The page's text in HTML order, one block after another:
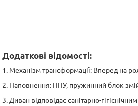
Додаткові відомості:
1. Механізм трансформації: Вперед на
2. Наповнення: ППУ, пружинний блок
3. Диван відповідає санітарно-